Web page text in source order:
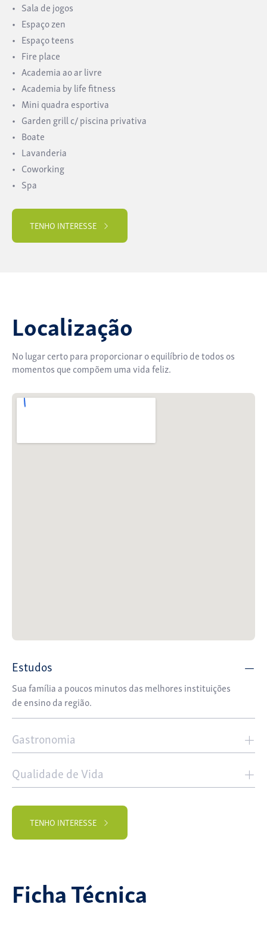
Sala de jogos
Espaço zen
Espaço teens
Fire place
Academia ao ar livre
Academia by life fitness
Mini quadra esportiva
Garden grill c/ piscina privativa
Boate
Lavanderia
Coworking
Spa
TENHO INTERESSE
Localização
No lugar certo para proporcionar o equilíbrio de todos os
momentos que compõem uma vida feliz.
Estudos
Sua família a poucos minutos das melhores instituições
de ensino da região.
Gastronomia
Qualidade de Vida
TENHO INTERESSE
Ficha Técnica